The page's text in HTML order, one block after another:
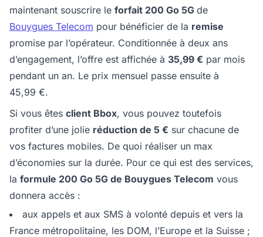
maintenant souscrire le forfait 200 Go 5G de
Bouygues Telecom pour bénéficier de la remise
promise par l’opérateur. Conditionnée à deux ans
d’engagement, l’offre est affichée à 35,99 € par mois
pendant un an. Le prix mensuel passe ensuite à
45,99 €.
Si vous êtes client Bbox, vous pouvez toutefois
profiter d’une jolie réduction de 5 € sur chacune de
vos factures mobiles. De quoi réaliser un max
d’économies sur la durée. Pour ce qui est des services,
la formule 200 Go 5G de Bouygues Telecom vous
donnera accès :
aux appels et aux SMS à volonté depuis et vers la
France métropolitaine, les DOM, l’Europe et la Suisse ;